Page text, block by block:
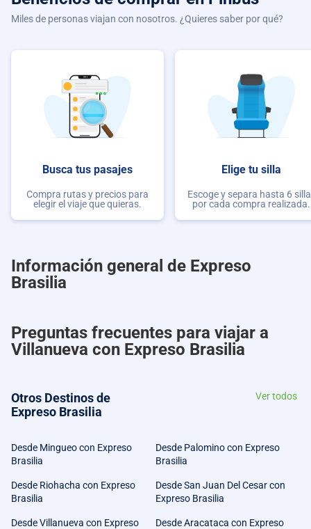
Miles de personas viajan con nosotros. ¿Quieres saber por qué?
Busca tus pasajes
Compra rutas y precios para
elegir el viaje que quieras.
Elige tu silla
Escoge y separa hasta 6
por cada compra realizada.
Información general de Expreso
Brasilia
Preguntas frecuentes para viajar a
Villanueva con Expreso Brasilia
Otros Destinos de
Expreso Brasilia
Ver todos
Desde Mingueo con Expreso
Brasilia
Desde Palomino con Expreso
Brasilia
Desde Riohacha con Expreso
Brasilia
Desde San Juan Del Cesar con
Expreso Brasilia
Desde Villanueva con Expreso
Desde Aracataca con Expreso